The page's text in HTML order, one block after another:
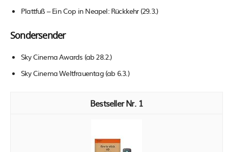
Plattfuß – Ein Cop in Neapel: Rückkehr (29.3.)
Sondersender
Sky Cinema Awards (ab 28.2.)
Sky Cinema Weltfrauentag (ab 6.3.)
1